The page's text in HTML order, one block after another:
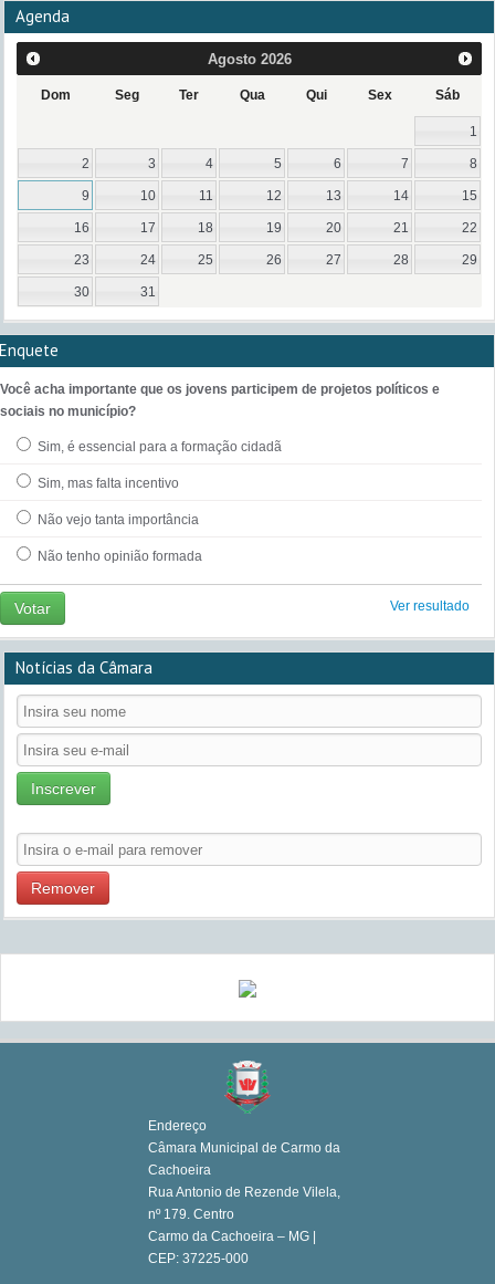
Agenda
Agosto 2026
Dom Seg Ter Qua Qui Sex Sáb
1
2 3 4 5 6 7 8
9 10 11 12 13 14 15
16 17 18 19 20 21 22
23 24 25 26 27 28 29
30 31
Enquete
Você acha importante que os jovens participem de projetos políticos e
sociais no município?
Sim, é essencial para a formação cidadã
Sim, mas falta incentivo
Não vejo tanta importância
Não tenho opinião formada
Votar Ver resultado
Notícias da Câmara
Inscrever
Remover
Endereço
Câmara Municipal de Carmo da
Cachoeira
Rua Antonio de Rezende Vilela,
nº 179. Centro
Carmo da Cachoeira – MG |
CEP: 37225-000